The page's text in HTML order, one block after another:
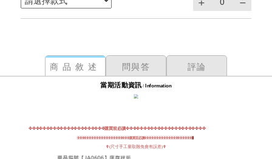
商品敘述 問與答 評論